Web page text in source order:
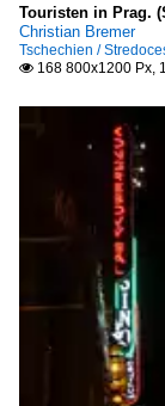
Touristen in Prag.
Christian Bremer
Tschechien /
 168 800x1200 Px,